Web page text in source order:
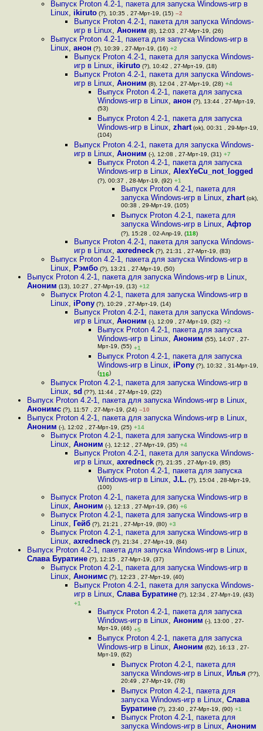
Выпуск Proton 4.2-1, пакета для запуска Windows-игр в
Linux, ikiruto (?), 10:35 , 27-Мрт-19, (15) –2
Выпуск Proton 4.2-1, пакета для запуска Windows-
игр в Linux, Аноним (8), 12:03 , 27-Мрт-19, (26)
Выпуск Proton 4.2-1, пакета для запуска Windows-игр в
Linux, анон (?), 10:39 , 27-Мрт-19, (16) +2
Выпуск Proton 4.2-1, пакета для запуска Windows-
игр в Linux, ikiruto (?), 10:42 , 27-Мрт-19, (18)
Выпуск Proton 4.2-1, пакета для запуска Windows-
игр в Linux, Аноним (8), 12:04 , 27-Мрт-19, (28) +4
Выпуск Proton 4.2-1, пакета для запуска
Windows-игр в Linux, анон (?), 13:44 , 27-Мрт-19,
(53)
Выпуск Proton 4.2-1, пакета для запуска
Windows-игр в Linux, zhart (ok), 00:31 , 29-Мрт-19,
(104)
Выпуск Proton 4.2-1, пакета для запуска Windows-
игр в Linux, Аноним (-), 12:08 , 27-Мрт-19, (31) +7
Выпуск Proton 4.2-1, пакета для запуска
Windows-игр в Linux, AlexYeCu_not_logged
(?), 00:37 , 28-Мрт-19, (92) +1
Выпуск Proton 4.2-1, пакета для
запуска Windows-игр в Linux, zhart (ok),
00:38 , 29-Мрт-19, (105)
Выпуск Proton 4.2-1, пакета для
запуска Windows-игр в Linux, Афтор
(?), 15:28 , 02-Апр-19, (118)
Выпуск Proton 4.2-1, пакета для запуска Windows-
игр в Linux, axredneck (?), 21:31 , 27-Мрт-19, (83)
Выпуск Proton 4.2-1, пакета для запуска Windows-игр в
Linux, Рэмбо (?), 13:21 , 27-Мрт-19, (50)
Выпуск Proton 4.2-1, пакета для запуска Windows-игр в Linux,
Аноним (13), 10:27 , 27-Мрт-19, (13) +12
Выпуск Proton 4.2-1, пакета для запуска Windows-игр в
Linux, iPony (?), 10:29 , 27-Мрт-19, (14)
Выпуск Proton 4.2-1, пакета для запуска Windows-
игр в Linux, Аноним (-), 12:09 , 27-Мрт-19, (32) +2
Выпуск Proton 4.2-1, пакета для запуска
Windows-игр в Linux, Аноним (55), 14:07 , 27-
Мрт-19, (55) +1
Выпуск Proton 4.2-1, пакета для запуска
Windows-игр в Linux, iPony (?), 10:32 , 31-Мрт-19,
(116)
Выпуск Proton 4.2-1, пакета для запуска Windows-игр в
Linux, sd (??), 11:44 , 27-Мрт-19, (22)
Выпуск Proton 4.2-1, пакета для запуска Windows-игр в Linux,
Анонимс (?), 11:57 , 27-Мрт-19, (24) –10
Выпуск Proton 4.2-1, пакета для запуска Windows-игр в Linux,
Аноним (-), 12:02 , 27-Мрт-19, (25) +14
Выпуск Proton 4.2-1, пакета для запуска Windows-игр в
Linux, Аноним (-), 12:12 , 27-Мрт-19, (35) +4
Выпуск Proton 4.2-1, пакета для запуска Windows-
игр в Linux, axredneck (?), 21:35 , 27-Мрт-19, (85)
Выпуск Proton 4.2-1, пакета для запуска
Windows-игр в Linux, J.L. (?), 15:04 , 28-Мрт-19,
(100)
Выпуск Proton 4.2-1, пакета для запуска Windows-игр в
Linux, Аноним (-), 12:13 , 27-Мрт-19, (36) +6
Выпуск Proton 4.2-1, пакета для запуска Windows-игр в
Linux, Гейб (?), 21:21 , 27-Мрт-19, (80) +3
Выпуск Proton 4.2-1, пакета для запуска Windows-игр в
Linux, axredneck (?), 21:34 , 27-Мрт-19, (84)
Выпуск Proton 4.2-1, пакета для запуска Windows-игр в Linux,
Слава Буратине (?), 12:15 , 27-Мрт-19, (37)
Выпуск Proton 4.2-1, пакета для запуска Windows-игр в
Linux, Анонимс (?), 12:23 , 27-Мрт-19, (40)
Выпуск Proton 4.2-1, пакета для запуска Windows-
игр в Linux, Слава Буратине (?), 12:34 , 27-Мрт-19, (43)
+1
Выпуск Proton 4.2-1, пакета для запуска
Windows-игр в Linux, Аноним (-), 13:00 , 27-
Мрт-19, (46) +5
Выпуск Proton 4.2-1, пакета для запуска
Windows-игр в Linux, Аноним (62), 16:13 , 27-
Мрт-19, (62)
Выпуск Proton 4.2-1, пакета для
запуска Windows-игр в Linux, Илья (??),
20:49 , 27-Мрт-19, (78)
Выпуск Proton 4.2-1, пакета для
запуска Windows-игр в Linux, Слава
Буратине (?), 23:40 , 27-Мрт-19, (90) +1
Выпуск Proton 4.2-1, пакета для
запуска Windows-игр в Linux, Аноним